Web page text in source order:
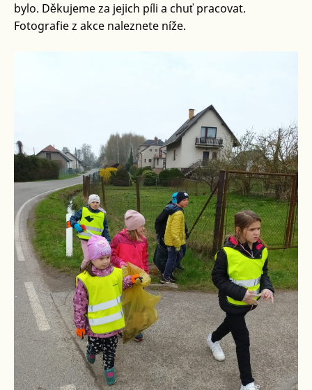
bylo. Děkujeme za jejich píli a chuť pracovat.
Fotografie z akce naleznete níže.